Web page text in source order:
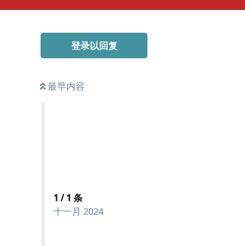
登录以回复
最早内容
1 /1 条
十一月 2024